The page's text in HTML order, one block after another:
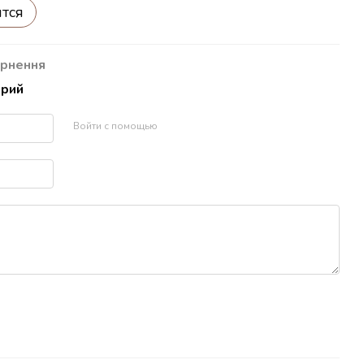
Войти с помощью